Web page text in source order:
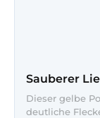
Sauberer
Dieser gelbe
deutliche